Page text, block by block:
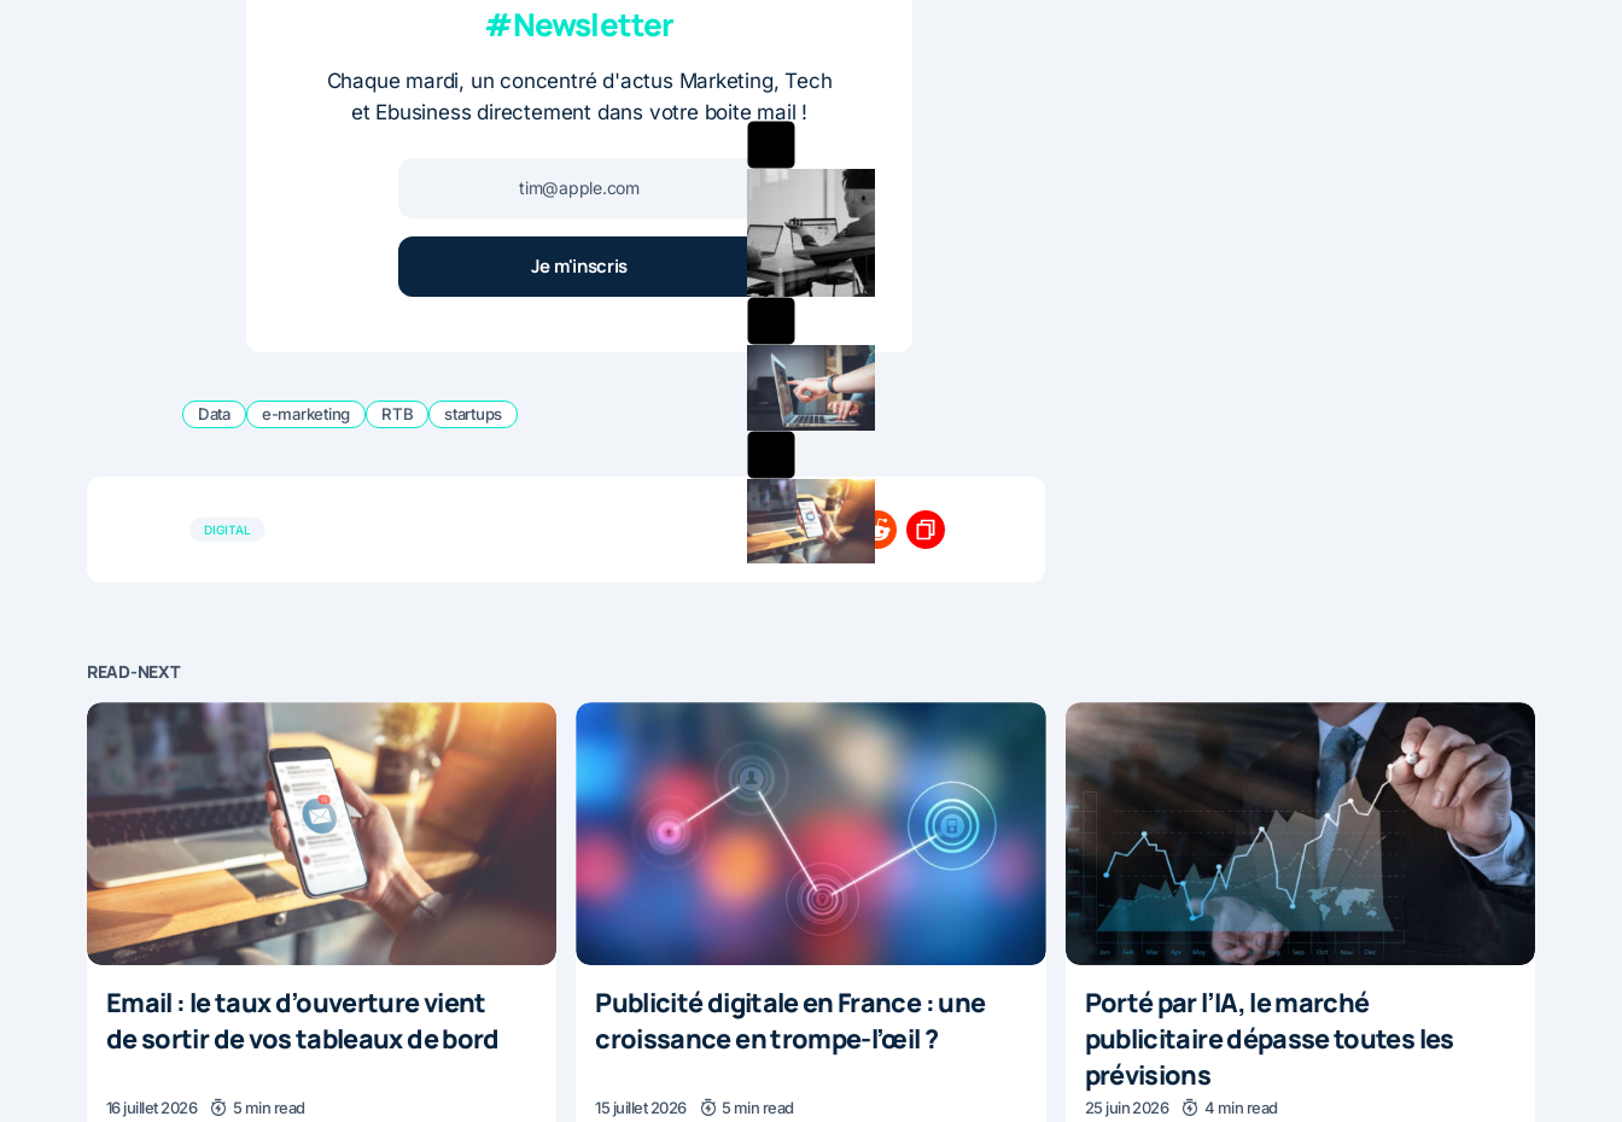
#Newsletter
Chaque mardi, un concentré d'actus Marketing, Tech
et Ebusiness directement dans votre boite mail !
Data e-marketing RTB startups
DIGITAL
READ-NEXT
Email : le taux d’ouverture vient
de sortir de vos tableaux de bord
16 juillet 2026 5 min read
Publicité digitale en France : une
croissance en trompe-l’œil ?
15 juillet 2026 5 min read
Porté par l’IA, le marché
publicitaire dépasse toutes les
prévisions
25 juin 2026 4 min read